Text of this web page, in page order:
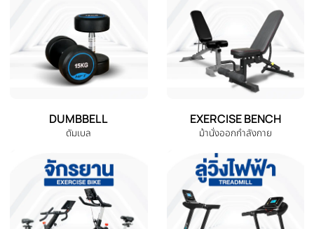
เซ็ทม้านั่งออกกำลังกาย MB3
ดัมเบล 20 Kg. มีกล่อง แถมฟรีข้อ
ต่อ และถุงมือ
THB 4,880.00
-50%
เซ็ทม้านั่งออกกำลังกาย MB3
ดัมเบล 40P Kg. พลาสติกไม่มี
กล่อง แถมฟรีข้อต่อ ถุงมือ
THB 9,778.00 THB